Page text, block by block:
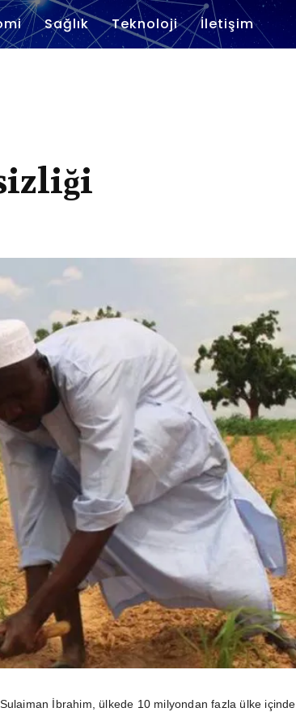
Sağlık Teknoloji İletişim
İbrahim, ülkede 10 milyondan fazla ülke içinde